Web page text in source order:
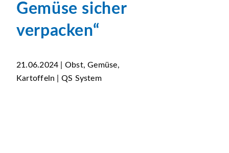
Gemüse sicher
verpacken“
21.06.2024 | Obst, Gemüse,
Kartoffeln | QS System